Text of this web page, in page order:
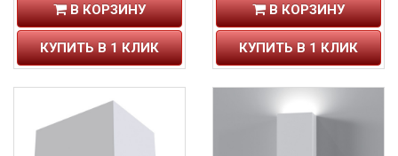
В КОРЗИНУ
КУПИТЬ В 1 КЛИК
В КОРЗИНУ
КУПИТЬ В 1 КЛИК